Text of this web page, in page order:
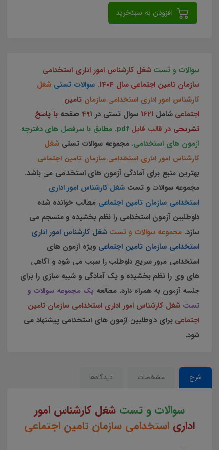
سوالات و تست شغل کارشناس امور اداری استخدامی
سازمان تامین اجتماعی سال 1404 . سوالات تستی شغل
کارشناس امور اداری استخدامی سازمان تامین
اجتماعی شامل 1621 سوال تستی در 491 صفحه با پاسخ
تشریحی در قالب فایل pdf. مطابق با سرفصل های دفترچه
آزمون های استخدامی. مجموعه سوالات تستی شغل
کارشناس امور اداری استخدامی سازمان تامین اجتماعی
بهترین منبع برای آمادگی آزمون های استخدامی می باشد.
مجموعه سوالات و تست شغل کارشناس امور اداری
استخدامی سازمان تامین اجتماعی مطالب خوانده شده
داوطلبین آزمون استخدامی را نظم بخشیده و منسجم می
سازد. مجموعه سوالات و تست شغل کارشناس امور اداری
استخدامی سازمان تامین اجتماعی ویژه آزمون های
استخدامی مرور سریع داوطلب را سبب می شود و آگاهی
های وی را نظم بخشیده و یک آمادگی و شبیه سازی را برای
جلسه آزمون به همراه دارد. مطالعه پک مجموعه سوالات و
تست شغل کارشناس امور اداری استخدامی سازمان تامین
اجتماعی برای داوطلبین آزمون های استخدامی پیشنهاد می
شود.
شرح مشخصات دیدگاه‌ها
سوالات و تست شغل کارشناس امور
اداری استخدامی سازمان تامین اجتماعی